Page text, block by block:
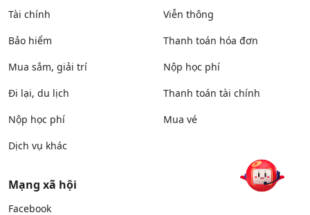
Tài chính
Bảo hiểm
Mua sắm, giải trí
Đi lại, du lịch
Nộp học phí
Dịch vụ khác
Viễn thông
Thanh toán hóa đơn
Nộp học phí
Thanh toán tài chính
Mua vé
Mạng xã hội
Facebook